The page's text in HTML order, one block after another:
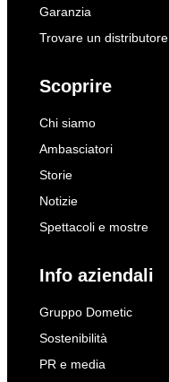
Garanzia
Trovare un distributore
Scoprire
Chi siamo
Ambasciatori
Storie
Notizie
Spettacoli e mostre
Info aziendali
Gruppo Dometic
Sostenibilità
PR e media